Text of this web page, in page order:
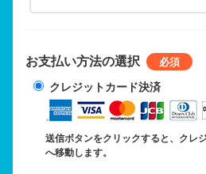
お支払い方法の選択
クレジットカード決済
送信ボタンをクリックすると、クレ
へ移動します。